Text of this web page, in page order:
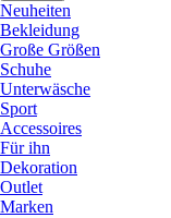
Neuheiten
Bekleidung
Große Größen
Schuhe
Unterwäsche
Sport
Accessoires
Für ihn
Dekoration
Outlet
Marken